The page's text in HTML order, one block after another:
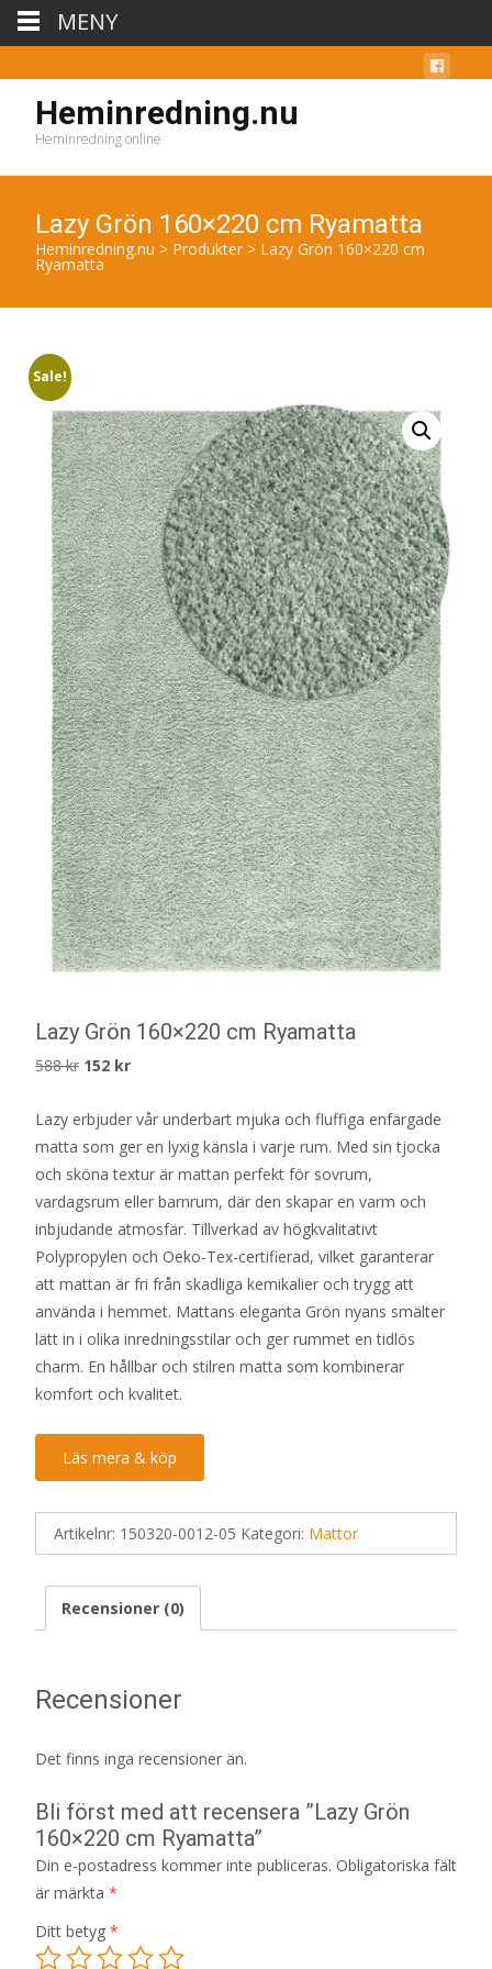
Heminredning.nu
Heminredning online
Lazy Grön 160×220 cm Ryamatta
Heminredning.nu > Produkter > Lazy Grön 160×220 cm
Ryamatta
Sale!
Lazy Grön 160×220 cm Ryamatta
588kr Det
priset
var:
588 kr.
152 krDet
priset
är:
152 kr.
Lazy erbjuder vår underbart mjuka och fluffiga enfärgade
matta som ger en lyxig känsla i varje rum. Med sin tjocka
och sköna textur är mattan perfekt för sovrum,
vardagsrum eller barnrum, där den skapar en varm och
inbjudande atmosfär. Tillverkad av högkvalitativt
Polypropylen och Oeko-Tex-certifierad, vilket garanterar
att mattan är fri från skadliga kemikalier och trygg att
använda i hemmet. Mattans eleganta Grön nyans smälter
lätt in i olika inredningsstilar och ger rummet en tidlös
charm. En hållbar och stilren matta som kombinerar
komfort och kvalitet.
Läs mera & köp
Artikelnr: 150320-0012-05 Kategori: Mattor
Recensioner (0)
Recensioner
Det finns inga recensioner än.
Bli först med att recensera ”Lazy Grön
160×220 cm Ryamatta”
Din e-postadress kommer inte publiceras. Obligatoriska fält
är märkta *
Ditt betyg *
MENY